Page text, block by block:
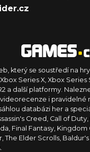
který se soustředí na
Series X, Xbox
a další platformy.
i pravidelné
databázi her a
Creed, Call of
Final Fantasy,
The Elder Scrolls,